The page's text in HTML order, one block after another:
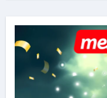
r
: